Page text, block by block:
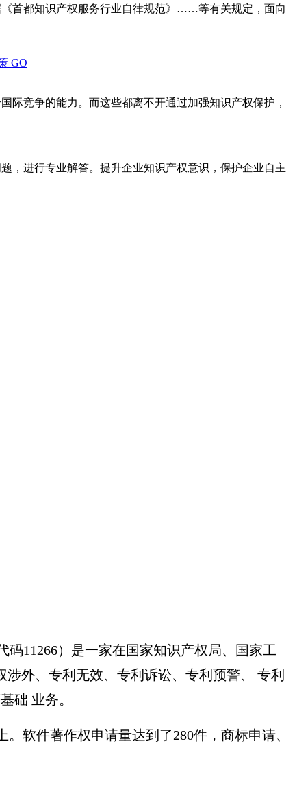
首都知识产权服务行业自律规范》……等有关规定，面向
GO
际竞争的能力。而这些都离不开通过加强知识产权保护，
，进行专业解答。提升企业知识产权意识，保护企业自主
11266）是一家在国家知识产权局、国家工
外、专利无效、专利诉讼、专利预警、 专利
础 业务。
软件著作权申请量达到了280件，商标申请、